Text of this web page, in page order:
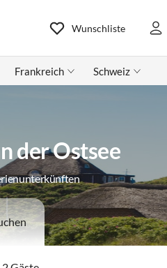
Wunschliste
Frankreich Schweiz
der Ostsee